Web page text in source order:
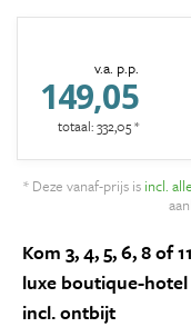
v.a. p.p.
149,05
totaal: 332,05 *
* Deze vanaf-prijs is incl.
Kom 3, 4, 5, 6, 8 of
luxe boutique-
incl. ontbijt